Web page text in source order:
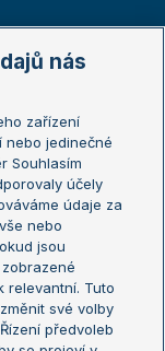
nás
zařízení
nebo jedinečné
Souhlasím
účely
údaje za
nebo
jsou
relevantní. Tuto
své volby
předvoleb